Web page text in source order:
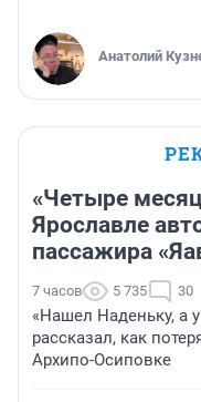
Анатолий
«Четыре
Ярославле
пассажира
7 часов 5 735 30
«Нашел Наденьку, а
рассказал, как
Архипо-Осиповке